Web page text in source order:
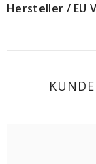
Hersteller / EU